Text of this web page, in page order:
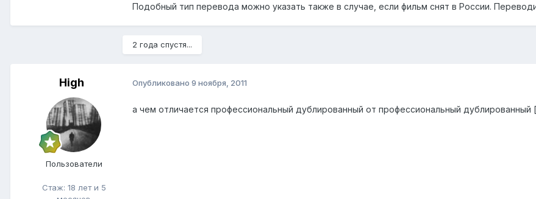
Подобный тип перевода можно указать также в случае, если фильм снят в России.
2 года спустя...
High
Пользователи
Стаж: 18 лет и 5
Опубликовано 9 ноября, 2011
а чем отличается профессиональный дублированный от профессиональный дублированный